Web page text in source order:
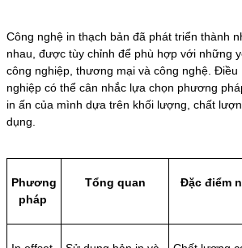
Công nghệ in thạch bản đã phát triển thành
nhau, được tùy chỉnh để phù hợp với những
công nghiệp, thương mại và công nghệ. Điều
nghiệp có thể cân nhắc lựa chọn phương
in ấn của mình dựa trên khối lượng, chất
dụng.
Phương
pháp
Tổng quan Đặc điểm